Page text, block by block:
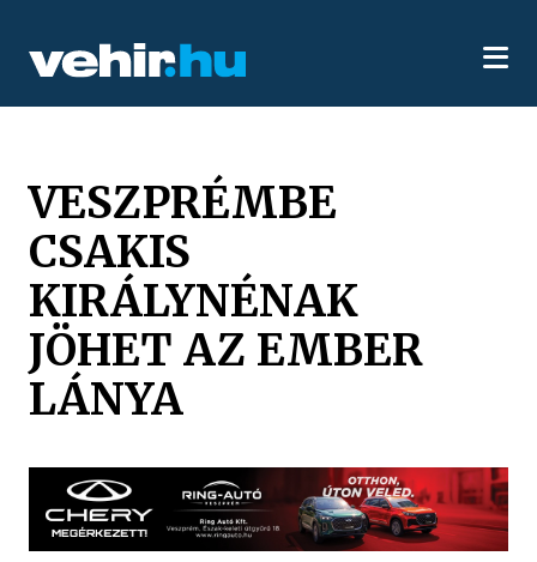
VESZPRÉMBE
CSAKIS
KIRÁLYNÉNAK
JÖHET AZ EMBER
LÁNYA